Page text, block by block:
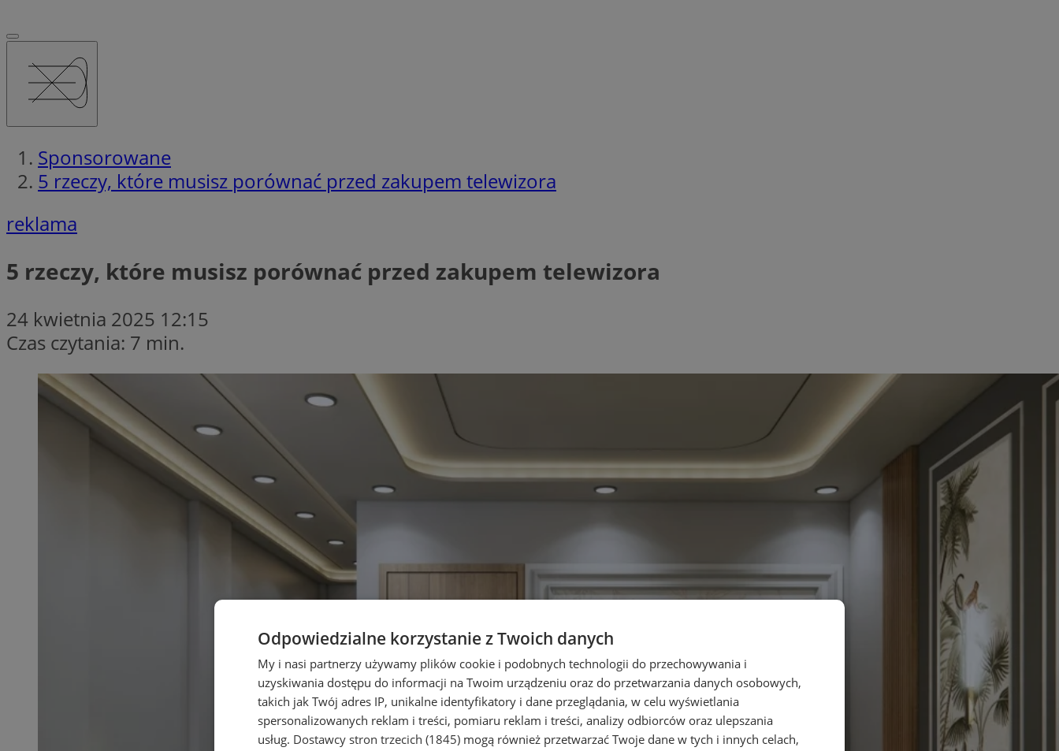
Sponsorowane
5 rzeczy, które musisz porównać przed zakupem telewizora
reklama
5 rzeczy, które musisz porównać przed zakupem telewizora
24 kwietnia 2025 12:15
Czas czytania: 7 min.
Odpowiedzialne korzystanie z Twoich danych
My i nasi partnerzy używamy plików cookie i podobnych technologii do przechowywania i
uzyskiwania dostępu do informacji na Twoim urządzeniu oraz do przetwarzania danych osobowych,
takich jak Twój adres IP, unikalne identyfikatory i dane przeglądania, w celu wyświetlania
spersonalizowanych reklam i treści, pomiaru reklam i treści, analizy odbiorców oraz ulepszania
usług. Dostawcy stron trzecich (1845) mogą również przetwarzać Twoje dane w tych i innych celach,